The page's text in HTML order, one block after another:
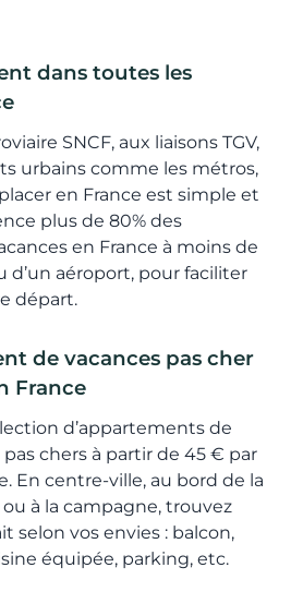
dans toutes les
SNCF, aux liaisons TGV,
urbains comme les métros,
en France est simple et
plus de 80% des
en France à moins de
d’un aéroport, pour faciliter
départ.
de vacances pas cher
France
d’appartements de
chers à partir de 45 € par
En centre-ville, au bord de la
à la campagne, trouvez
selon vos envies : balcon,
équipée, parking, etc.